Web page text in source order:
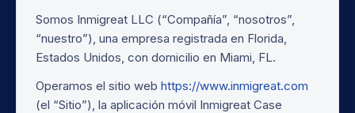
Somos Inmigreat LLC (“Compañía”, “nosotros”,
“nuestro”), una empresa registrada en Florida,
Estados Unidos, con domicilio en Miami, FL.
Operamos el sitio web https://www.inmigreat.com
(el “Sitio”), la aplicación móvil Inmigreat Case